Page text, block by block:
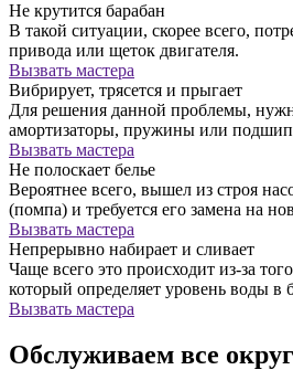
Не крутится барабан
В такой ситуации, скорее всего,
привода или щеток двигателя.
Вызвать мастера
Вибрирует, трясется и прыгает
Для решения данной проблемы,
амортизаторы, пружины или
Вызвать мастера
Не полоскает белье
Вероятнее всего, вышел из строя
(помпа) и требуется его замена на
Вызвать мастера
Непрерывно набирает и сливает
Чаще всего это происходит из-за
который определяет уровень воды в
Вызвать мастера
Обслуживаем все